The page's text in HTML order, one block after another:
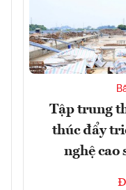
Tập trung
thúc đẩy
nghệ cao